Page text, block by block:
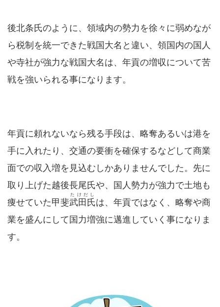
後北条氏のように、領域内の勢力を徐々に弱めなが
ら税制を統一できた戦国大名と違い、領国内の国人
や寺社が強力な戦国大名は、年貢の増収について苦
戦を強いられる事になります。
年貢に頼れないなら残る手段は、略奪あるいは港を
手に入れたり、交通の要衝を確保するなどして商業
面での収入増を見込むしかありませんでした。先に
取り上げた越後長尾氏や、国人勢力が強力で土地も
痩せていた甲斐武田氏
たけだし
は、年貢ではなく、略奪や商
業を盛んにして国力増強に邁進していく事になりま
す。